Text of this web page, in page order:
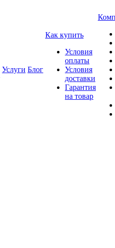
Услуги Блог
Как купить
Условия
оплаты
Условия
доставки
Гарантия
на товар